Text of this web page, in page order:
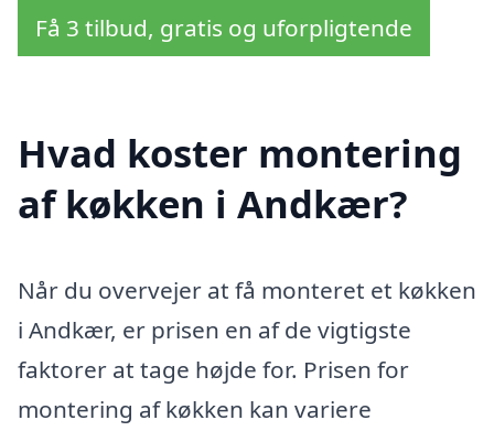
Få 3 tilbud, gratis og uforpligtende
Hvad koster montering
af køkken i Andkær?
Når du overvejer at få monteret et køkken
i Andkær, er prisen en af de vigtigste
faktorer at tage højde for. Prisen for
montering af køkken kan variere